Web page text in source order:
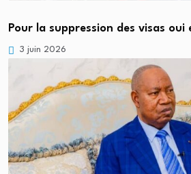
Pour la suppression des visas oui
3 juin 2026